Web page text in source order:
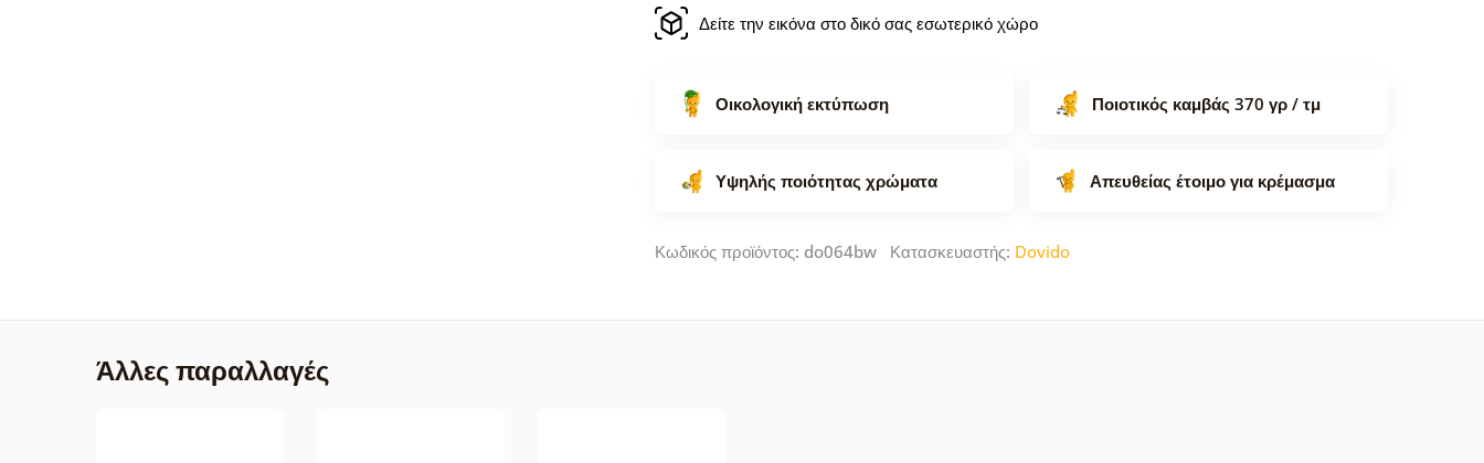
Δείτε την εικόνα στο δικό σας εσωτερικό χώρο
Οικολογική εκτύπωση Ποιοτικός καμβάς 370 γρ / τμ
Υψηλής ποιότητας χρώματα Απευθείας έτοιμο για κρέμασμα
Κωδικός προϊόντος: do064bw Κατασκευαστής: Dovido
Άλλες παραλλαγές